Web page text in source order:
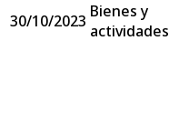
30/10/2023 Bienes y
actividades